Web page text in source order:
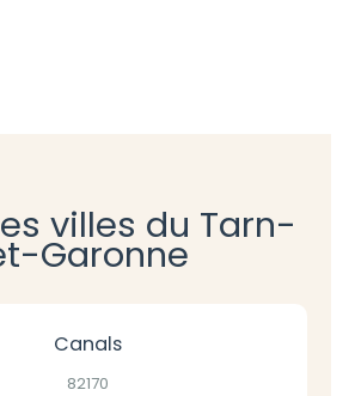
villes du Tarn-
Garonne
Canals
82170